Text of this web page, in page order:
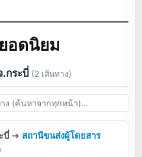
อดนิยม
กระบี่ (2 เส้นทาง)
บี่ ➔ สถานีขนส่งผู้โดยสาร